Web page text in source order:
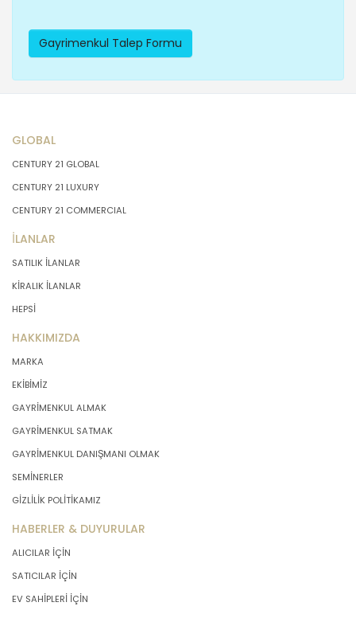
Gayrimenkul Talep Formu
GLOBAL
CENTURY 21 GLOBAL
CENTURY 21 LUXURY
CENTURY 21 COMMERCIAL
İLANLAR
SATILIK İLANLAR
KİRALIK İLANLAR
HEPSİ
HAKKIMIZDA
MARKA
EKİBİMİZ
GAYRİMENKUL ALMAK
GAYRİMENKUL SATMAK
GAYRİMENKUL DANIŞMANI OLMAK
SEMİNERLER
GİZLİLİK POLİTİKAMIZ
HABERLER & DUYURULAR
ALICILAR İÇİN
SATICILAR İÇİN
EV SAHİPLERİ İÇİN